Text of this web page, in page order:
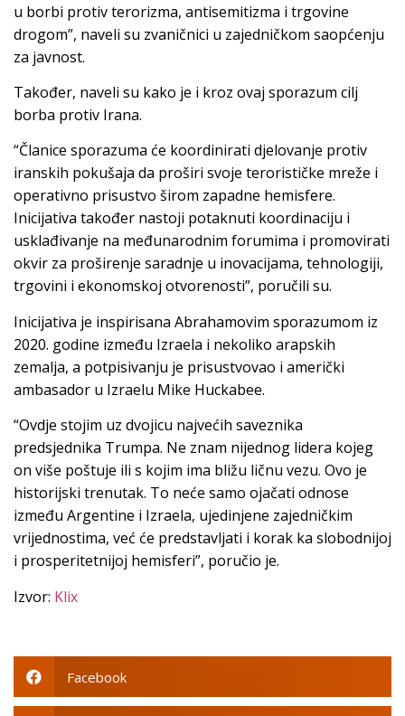
u borbi protiv terorizma, antisemitizma i trgovine
drogom”, naveli su zvaničnici u zajedničkom saopćenju
za javnost.
Također, naveli su kako je i kroz ovaj sporazum cilj
borba protiv Irana.
“Članice sporazuma će koordinirati djelovanje protiv
iranskih pokušaja da proširi svoje terorističke mreže i
operativno prisustvo širom zapadne hemisfere.
Inicijativa također nastoji potaknuti koordinaciju i
usklađivanje na međunarodnim forumima i promovirati
okvir za proširenje saradnje u inovacijama, tehnologiji,
trgovini i ekonomskoj otvorenosti”, poručili su.
Inicijativa je inspirisana Abrahamovim sporazumom iz
2020. godine između Izraela i nekoliko arapskih
zemalja, a potpisivanju je prisustvovao i američki
ambasador u Izraelu Mike Huckabee.
“Ovdje stojim uz dvojicu najvećih saveznika
predsjednika Trumpa. Ne znam nijednog lidera kojeg
on više poštuje ili s kojim ima bližu ličnu vezu. Ovo je
historijski trenutak. To neće samo ojačati odnose
između Argentine i Izraela, ujedinjene zajedničkim
vrijednostima, već će predstavljati i korak ka slobodnijoj
i prosperitetnijoj hemisferi”, poručio je.
Izvor: Klix
Facebook